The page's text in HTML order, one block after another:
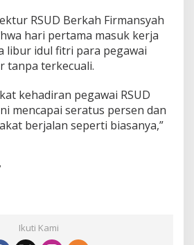
RSUD Berkah Firmansyah
hari pertama masuk kerja
libur idul fitri para pegawai
tanpa terkecuali.
kehadiran pegawai RSUD
mencapai seratus persen dan
berjalan seperti biasanya,”
Ikuti Kami